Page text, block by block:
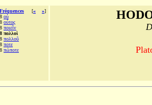
Fréquences [« »]
8 οὗ
8 οὗτος
8 ποιεῖν
8 πολλοὶ
8 πολλοῦ
8 ποτε
8 πώποτε